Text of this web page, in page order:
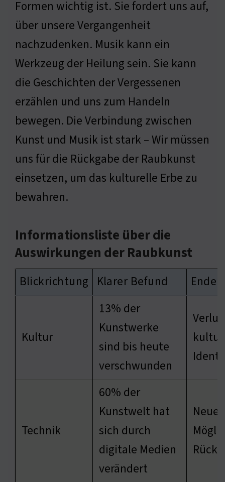
Formen wichtig ist. Sie fordert uns auf,
über unsere Vergangenheit
nachzudenken. Musik kann ein
Werkzeug der Heilung sein. Sie kann
die Geschichten der Vergessenen
erzählen und uns zum Handeln
bewegen. Die Verbindung zwischen
Kunst und Musik ist stark – Wir müssen
uns für die Rückgabe der Raubkunst
einsetzen, um das kulturelle Erbe zu
bewahren.
Informationsliste über die
Auswirkungen der Raubkunst
Blickrichtung Klarer Befund
Kultur
13% der
Kunstwerke
sind bis heute
verschwunden
Technik
60% der
Kunstwelt hat
sich durch
digitale Medien
verändert
Neue